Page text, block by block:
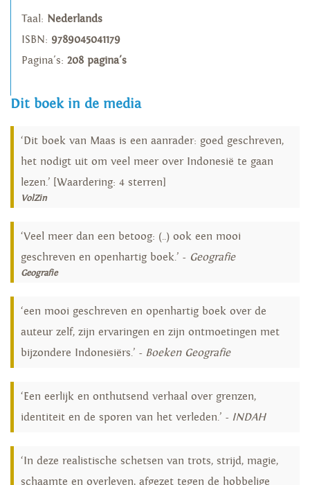
Taal: Nederlands
ISBN: 9789045041179
Pagina's: 208 pagina's
Dit boek in de media
‘Dit boek van Maas is een aanrader: goed geschreven,
het nodigt uit om veel meer over Indonesië te gaan
lezen.’ [Waardering: 4 sterren]
VolZin
‘Veel meer dan een betoog: (..) ook een mooi
geschreven en openhartig boek.’ - Geografie
Geografie
‘een mooi geschreven en openhartig boek over de
auteur zelf, zijn ervaringen en zijn ontmoetingen met
bijzondere Indonesiërs.’ - Boeken Geografie
‘Een eerlijk en onthutsend verhaal over grenzen,
identiteit en de sporen van het verleden.’ - INDAH
‘In deze realistische schetsen van trots, strijd, magie,
schaamte en overleven, afgezet tegen de hobbelige